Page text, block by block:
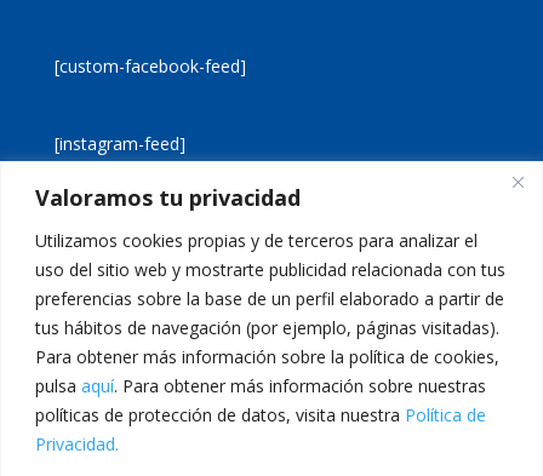
Valoramos tu privacidad
Utilizamos cookies propias y de terceros para analizar el
uso del sitio web y mostrarte publicidad relacionada con tus
preferencias sobre la base de un perfil elaborado a partir de
tus hábitos de navegación (por ejemplo, páginas visitadas).
Para obtener más información sobre la política de cookies,
pulsa aquí. Para obtener más información sobre nuestras
políticas de protección de datos, visita nuestra Política de
Privacidad.
[custom-facebook-feed]
[instagram-feed]
Aviso legal
Política de cookies